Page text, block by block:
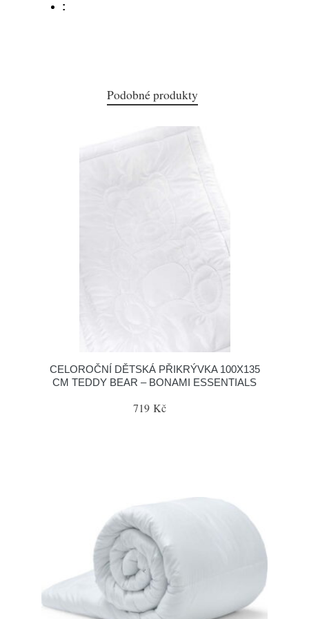
:
Podobné produkty
CELOROČNÍ DĚTSKÁ PŘIKRÝVKA 100X135
CM TEDDY BEAR – BONAMI ESSENTIALS
719 Kč